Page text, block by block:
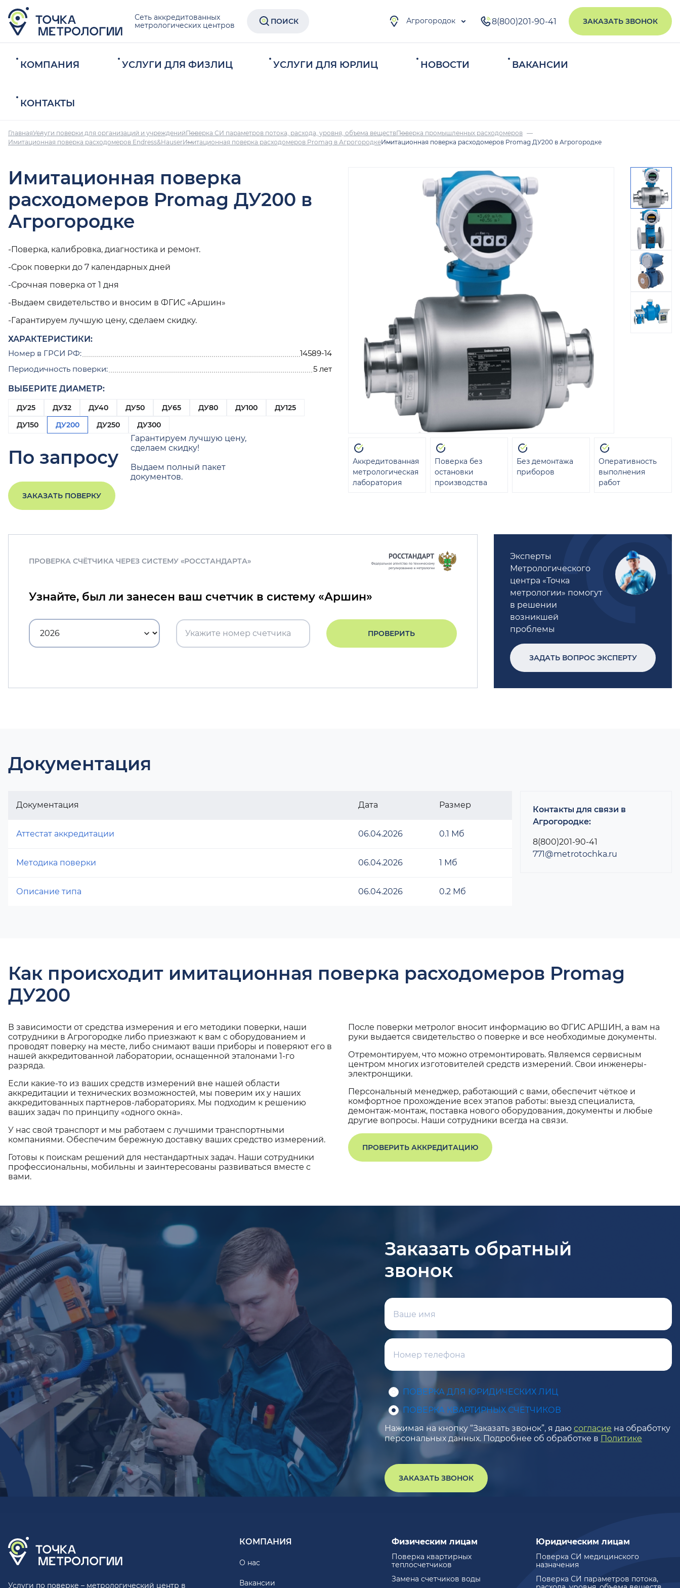
Сеть аккредитованных
метрологических центров
ПОИСК Агрогородок 8(800)201-90-41 ЗАКАЗАТЬ ЗВОНОК
КОМПАНИЯ УСЛУГИ ДЛЯ ФИЗЛИЦ УСЛУГИ ДЛЯ ЮРЛИЦ НОВОСТИ ВАКАНСИИ
КОНТАКТЫ
ГлавнаяУслуги поверки для организаций и учрежденийПоверка СИ параметров потока, расхода, уровня, объема веществПоверка промышленных расходомеров
Имитационная поверка расходомеров Endress&HauserИмитационная поверка расходомеров Promag в АгрогородкеИмитационная поверка расходомеров Promag ДУ200 в Агрогородке
Имитационная поверка
расходомеров Promag ДУ200 в
Агрогородке
-Поверка, калибровка, диагностика и ремонт.
-Срок поверки до 7 календарных дней
-Срочная поверка от 1 дня
-Выдаем свидетельство и вносим в ФГИС «Аршин»
-Гарантируем лучшую цену, сделаем скидку.
ХАРАКТЕРИСТИКИ:
Номер в ГРСИ РФ:
14589-14
Периодичность поверки:
5 лет
ВЫБЕРИТЕ ДИАМЕТР:
ДУ25 ДУ32 ДУ40 ДУ50 ДУ65 ДУ80 ДУ100
ДУ125
ДУ150
ДУ200 ДУ250 ДУ300
По запросу
Гарантируем лучшую цену,
сделаем скидку!
Выдаем полный пакет
документов.
ЗАКАЗАТЬ ПОВЕРКУ
Аккредитованная
метрологическая
лаборатория
Поверка без
остановки
производства
Без демонтажа
приборов
Оперативность
выполнения
работ
ПРОВЕРКА СЧЁТЧИКА ЧЕРЕЗ СИСТЕМУ «РОССТАНДАРТА»
Узнайте, был ли занесен ваш счетчик в систему «Аршин»
ПРОВЕРИТЬ
Эксперты
Метрологического
центра «Точка
метрологии» помогут
в решении
возникшей
проблемы
ЗАДАТЬ ВОПРОС ЭКСПЕРТУ
Документация
Документация Дата Размер
Аттестат аккредитации 06.04.2026 0.1 Мб
Методика поверки 06.04.2026 1 Мб
Описание типа 06.04.2026 0.2 Мб
Контакты для связи в
Агрогородке:
8(800)201-90-41
771@metrotochka.ru
Как происходит имитационная поверка расходомеров Promag
ДУ200
В зависимости от средства измерения и его методики поверки, наши
сотрудники в Агрогородке либо приезжают к вам с оборудованием и
проводят поверку на месте, либо снимают ваши приборы и поверяют его в
нашей аккредитованной лаборатории, оснащенной эталонами 1-го
разряда.
Если какие-то из ваших средств измерений вне нашей области
аккредитации и технических возможностей, мы поверим их у наших
аккредитованных партнеров-лабораториях. Мы подходим к решению
ваших задач по принципу «одного окна».
У нас свой транспорт и мы работаем с лучшими транспортными
компаниями. Обеспечим бережную доставку ваших средство измерений.
Готовы к поискам решений для нестандартных задач. Наши сотрудники
профессиональны, мобильны и заинтересованы развиваться вместе с
вами.
После поверки метролог вносит информацию во ФГИС АРШИН, а вам на
руки выдается свидетельство о поверке и все необходимые документы.
Отремонтируем, что можно отремонтировать. Являемся сервисным
центром многих изготовителей средств измерений. Свои инженеры-
электронщики.
Персональный менеджер, работающий с вами, обеспечит чёткое и
комфортное прохождение всех этапов работы: выезд специалиста,
демонтаж-монтаж, поставка нового оборудования, документы и любые
другие вопросы. Наши сотрудники всегда на связи.
ПРОВЕРИТЬ АККРЕДИТАЦИЮ
Заказать обратный
звонок
ПОВЕРКА ДЛЯ ЮРИДИЧЕСКИХ ЛИЦ
ПОВЕРКА КВАРТИРНЫХ СЧЕТЧИКОВ
Нажимая на кнопку “Заказать звонок”, я даю согласие на обработку
персональных данных. Подробнее об обработке в Политике
ЗАКАЗАТЬ ЗВОНОК
Услуги по поверке – метрологический центр в
КОМПАНИЯ
О нас
Вакансии
Физическим лицам
Поверка квартирных
теплосчетчиков
Замена счетчиков воды
Юридическим лицам
Поверка СИ медицинского
назначения
Поверка СИ параметров потока,